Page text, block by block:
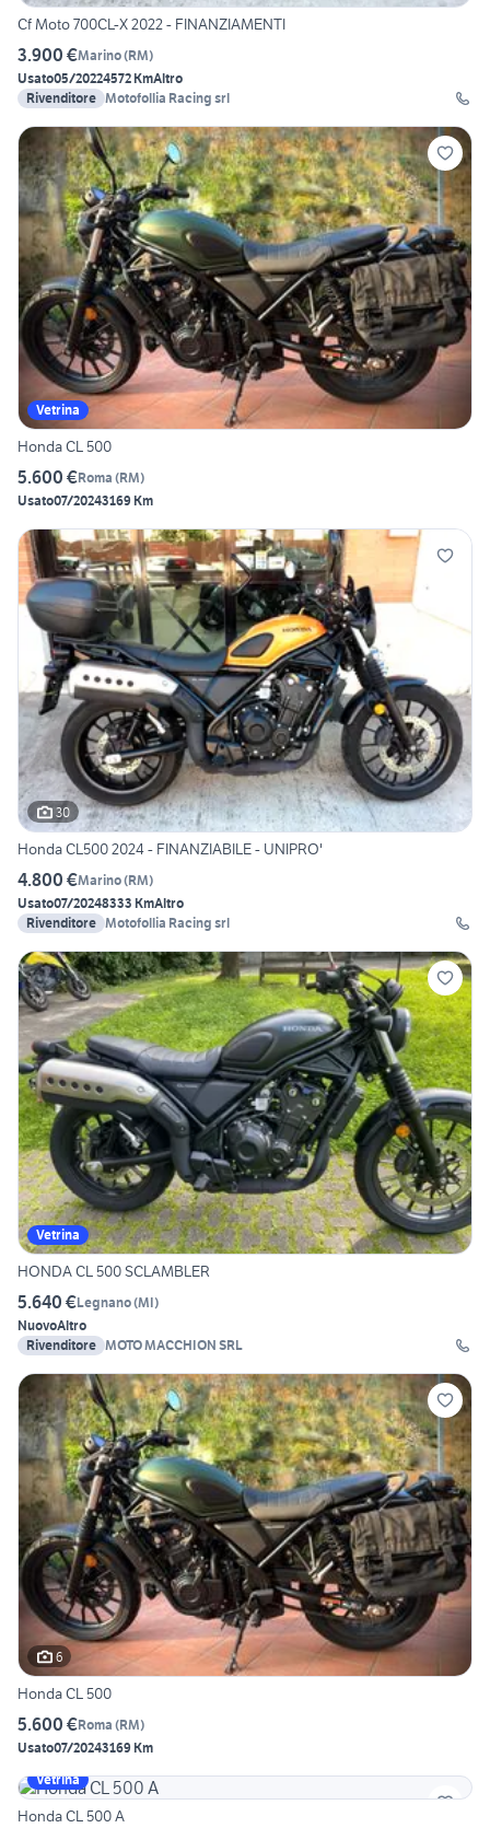
Cf Moto 700CL-X 2022 - FINANZIAMENTI
3.900 €Marino(RM)
Usato05/20224572 KmAltro
Rivenditore Motofollia Racing srl
Vetrina
Honda CL 500
5.600 €Roma (RM)
Usato07/20243169 Km
30
Honda CL500 2024 - FINANZIABILE - UNIPRO'
4.800 €Marino(RM)
Usato07/20248333 KmAltro
Rivenditore Motofollia Racing srl
Vetrina
HONDA CL 500 SCLAMBLER
5.640 €Legnano(MI)
NuovoAltro
Rivenditore MOTO MACCHION SRL
6
Honda CL 500
5.600 €Roma (RM)
Usato07/20243169 Km
Vetrina
Honda CL 500 A